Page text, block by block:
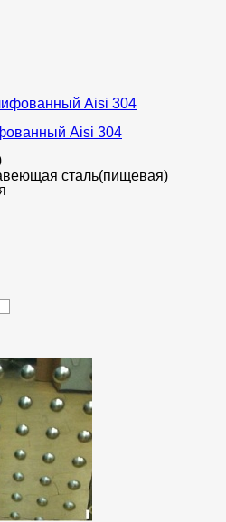
Aisi 304
сталь(пищевая)